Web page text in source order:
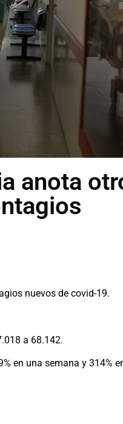
anota
nuevos de covid-19.
a 68.142.
en una semana y 314%